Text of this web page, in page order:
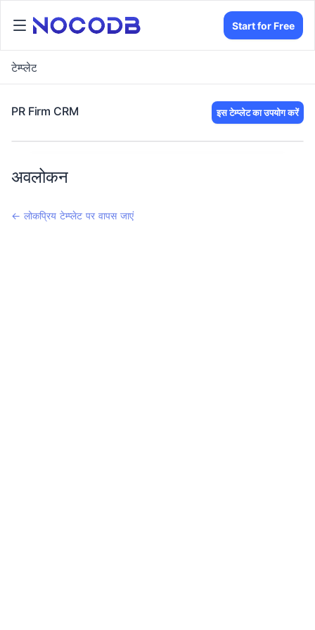
Start for Free
टेम्प्लेट
PR Firm CRM इस टेम्प्लेट का उपयोग करें
अवलोकन
← लोकप्रिय टेम्प्लेट पर वापस जाएं